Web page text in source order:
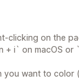
clicking on the
+ i` on macOS or
you want to color